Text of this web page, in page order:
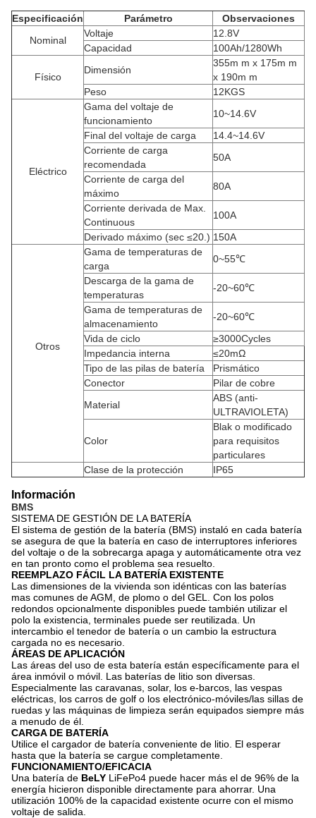
Especificación Parámetro
Observaciones
Nominal
Voltaje
12.8V
Capacidad
100Ah/1280Wh
Físico
Dimensión
355m m x 175m m
x 190m m
Peso
12KGS
Eléctrico
Gama del voltaje de
funcionamiento
10~14.6V
Final del voltaje de carga
14.4~14.6V
Corriente de carga
recomendada
50A
Corriente de carga del
máximo
80A
Corriente derivada de Max.
Continuous
100A
Derivado máximo (sec ≤20.) 150A
Otros
Gama de temperaturas de
carga
0~55℃
Descarga de la gama de
temperaturas
-20~60℃
Gama de temperaturas de
almacenamiento
-20~60℃
Vida de ciclo
≥3000Cycles
Impedancia interna
≤20mΩ
Tipo de las pilas de batería
Prismático
Conector
Pilar de cobre
Material
ABS (anti-
ULTRAVIOLETA)
Color
Blak o modificado
para requisitos
particulares
Clase de la protección
IP65
Información
BMS
SISTEMA DE GESTIÓN DE LA BATERÍA
El sistema de gestión de la batería (BMS) instaló en cada batería
se asegura de que la batería en caso de interruptores inferiores
del voltaje o de la sobrecarga apaga y automáticamente otra vez
en tan pronto como el problema sea resuelto.
REEMPLAZO FÁCIL LA BATERÍA EXISTENTE
Las dimensiones de la vivienda son idénticas con las baterías
mas comunes de AGM, de plomo o del GEL. Con los polos
redondos opcionalmente disponibles puede también utilizar el
polo la existencia, terminales puede ser reutilizada. Un
intercambio el tenedor de batería o un cambio la estructura
cargada no es necesario.
ÁREAS DE APLICACIÓN
Las áreas del uso de esta batería están específicamente para el
área inmóvil o móvil. Las baterías de litio son diversas.
Especialmente las caravanas, solar, los e-barcos, las vespas
eléctricas, los carros de golf o los electrónico-móviles/las sillas de
ruedas y las máquinas de limpieza serán equipados siempre más
a menudo de él.
CARGA DE BATERÍA
Utilice el cargador de batería conveniente de litio. El esperar
hasta que la batería se cargue completamente.
FUNCIONAMIENTO/EFICACIA
Una batería de BeLY LiFePo4 puede hacer más el de 96% de la
energía hicieron disponible directamente para ahorrar. Una
utilización 100% de la capacidad existente ocurre con el mismo
voltaje de salida.